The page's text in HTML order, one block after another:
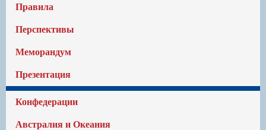
Правила
Перспективы
Меморандум
Презентация
Конфедерации
Австралия и Океания